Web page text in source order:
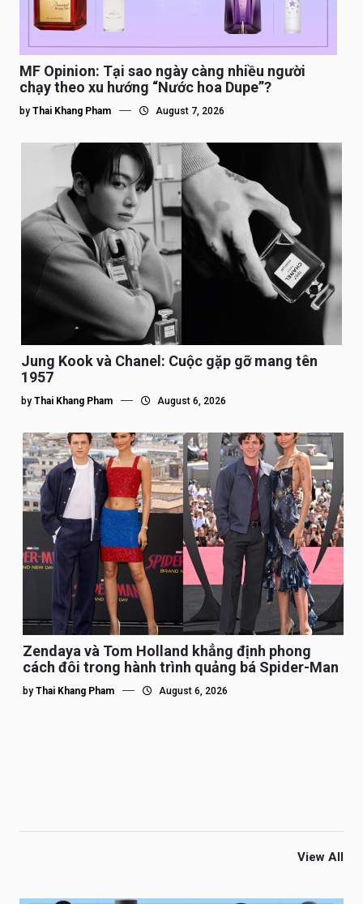
MF Opinion: Tại sao ngày càng nhiều người
chạy theo xu hướng “Nước hoa Dupe”?
by Thai Khang Pham August 7, 2026
Jung Kook và Chanel: Cuộc gặp gỡ mang tên
1957
by Thai Khang Pham August 6, 2026
Zendaya và Tom Holland khẳng định phong
cách đôi trong hành trình quảng bá Spider-Man
by Thai Khang Pham August 6, 2026
View All